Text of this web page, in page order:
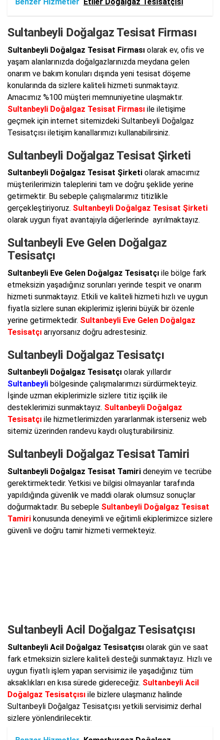
Sultanbeyli Doğalgaz Tesisat Firması
Sultanbeyli Doğalgaz Tesisat Firması olarak ev, ofis ve
yaşam alanlarınızda doğalgazlarınızda meydana gelen
onarım ve bakım konuları dışında yeni tesisat döşeme
konularında da sizlere kaliteli hizmeti sunmaktayız.
Amacımız %100 müşteri memnuniyetine ulaşmaktır.
Sultanbeyli Doğalgaz Tesisat Firması ile iletişime
geçmek için internet sitemizdeki Sultanbeyli Doğalgaz
Tesisatçısı iletişim kanallarımızı kullanabilirsiniz.
Sultanbeyli Doğalgaz Tesisat Şirketi
Sultanbeyli Doğalgaz Tesisat Şirketi olarak amacımız
müşterilerimizin taleplerini tam ve doğru şeklide yerine
getirmektir. Bu sebeple çalışmalarımız titizlikle
gerçekleştiriyoruz. Sultanbeyli Doğalgaz Tesisat Şirketi
olarak uygun fiyat avantajıyla diğerlerinde ayrılmaktayız.
Sultanbeyli Eve Gelen Doğalgaz
Tesisatçı
Sultanbeyli Eve Gelen Doğalgaz Tesisatçı ile bölge fark
etmeksizin yaşadığınız sorunları yerinde tespit ve onarım
hizmeti sunmaktayız. Etkili ve kaliteli hizmeti hızlı ve uygun
fiyatla sizlere sunan ekiplerimiz işlerini büyük bir özenle
yerine getirmektedir. Sultanbeyli Eve Gelen Doğalgaz
Tesisatçı arıyorsanız doğru adrestesiniz.
Sultanbeyli Doğalgaz Tesisatçı
Sultanbeyli Doğalgaz Tesisatçı olarak yıllardır
Sultanbeyli bölgesinde çalışmalarımızı sürdürmekteyiz.
İşinde uzman ekiplerimizle sizlere titiz işçilik ile
desteklerimizi sunmaktayız. Sultanbeyli Doğalgaz
Tesisatçı ile hizmetlerimizden yararlanmak isterseniz web
sitemiz üzerinden randevu kaydı oluşturabilirsiniz.
Sultanbeyli Doğalgaz Tesisat Tamiri
Sultanbeyli Doğalgaz Tesisat Tamiri deneyim ve tecrübe
gerektirmektedir. Yetkisi ve bilgisi olmayanlar tarafında
yapıldığında güvenlik ve maddi olarak olumsuz sonuçlar
doğurmaktadır. Bu sebeple Sultanbeyli Doğalgaz Tesisat
Tamiri konusunda deneyimli ve eğitimli ekiplerimizce sizlere
güvenli ve doğru tamir hizmeti vermekteyiz.
Sultanbeyli Acil Doğalgaz Tesisatçısı
Sultanbeyli Acil Doğalgaz Tesisatçısı olarak gün ve saat
fark etmeksizin sizlere kaliteli desteği sunmaktayız. Hızlı ve
uygun fiyatlı işlem yapan servisimiz ile yaşadığınız tüm
aksaklıkları en kısa sürede gidereceğiz. Sultanbeyli Acil
Doğalgaz Tesisatçısı ile bizlere ulaşmanız halinde
Sultanbeyli Doğalgaz Tesisatçısı yetkili servisimiz derhal
sizlere yönlendirilecektir.